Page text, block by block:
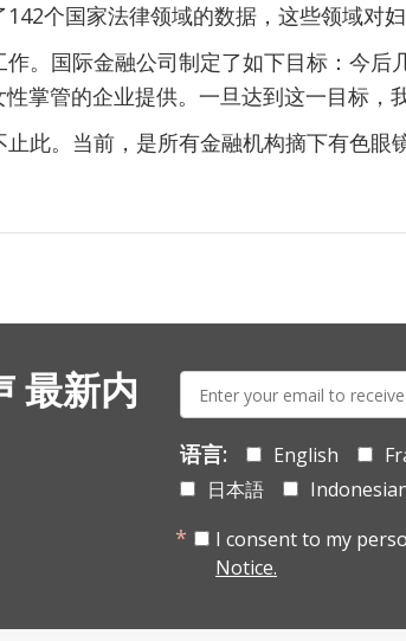
142个国家法律领域的数据，这些领域对
。国际金融公司制定了如下目标：今
掌管的企业提供。一旦达到这一目标，
此。当前，是所有金融机构摘下有色眼
最新内
mail:
语言: English
日本語
I consent to my
Notice.